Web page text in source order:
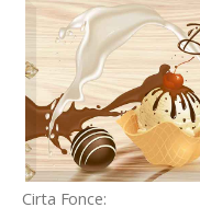
Cirta Fonce: